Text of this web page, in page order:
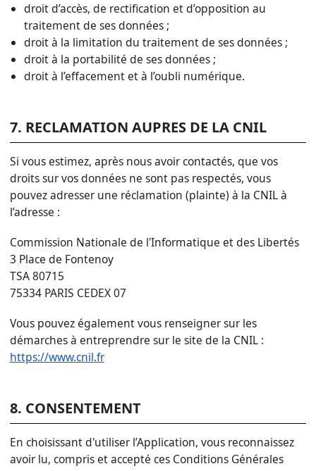
droit d’accès, de rectification et d’opposition au
traitement de ses données ;
droit à la limitation du traitement de ses données ;
droit à la portabilité de ses données ;
droit à l’effacement et à l’oubli numérique.
7. RECLAMATION AUPRES DE LA CNIL
Si vous estimez, après nous avoir contactés, que vos
droits sur vos données ne sont pas respectés, vous
pouvez adresser une réclamation (plainte) à la CNIL à
l’adresse :
Commission Nationale de l'Informatique et des Libertés
3 Place de Fontenoy
TSA 80715
75334 PARIS CEDEX 07
Vous pouvez également vous renseigner sur les
démarches à entreprendre sur le site de la CNIL :
https://www.cnil.fr
8. CONSENTEMENT
En choisissant d'utiliser l’Application, vous reconnaissez
avoir lu, compris et accepté ces Conditions Générales